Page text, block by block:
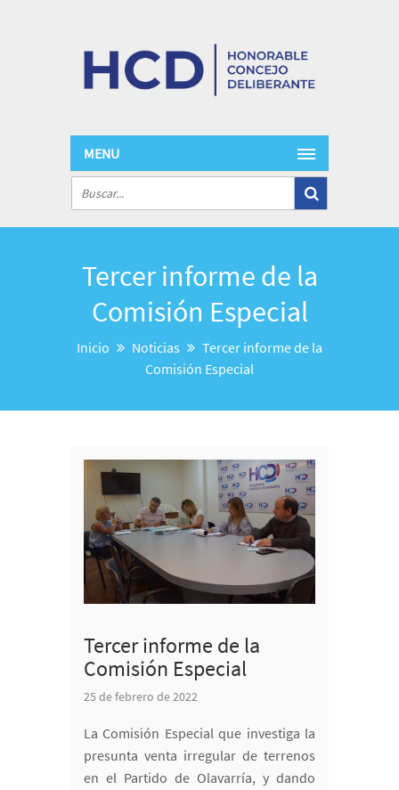
MENU
Tercer informe de la
Comisión Especial
Inicio Noticias
Tercer informe de la
Comisión Especial
Tercer informe de la
Comisión Especial
25 de febrero de 2022
La Comisión Especial que investiga la
presunta venta irregular de terrenos
en el Partido de Olavarría, y dando